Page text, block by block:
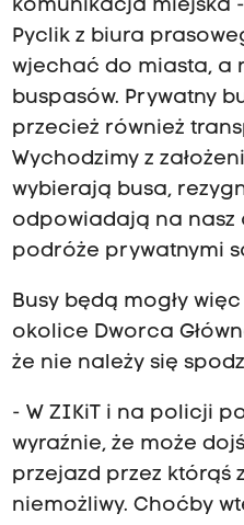
komunikacja miejska
Pyclik z biura
wjechać do miasta, a
buspasów. Prywatny
przecież również
Wychodzimy z
wybierają busa,
odpowiadają na nasz
podróże prywatnymi
Busy będą mogły
okolice Dworca
że nie należy się
- W ZIKiT i na policji
wyraźnie, że może
przejazd przez którąś
niemożliwy. Choćby